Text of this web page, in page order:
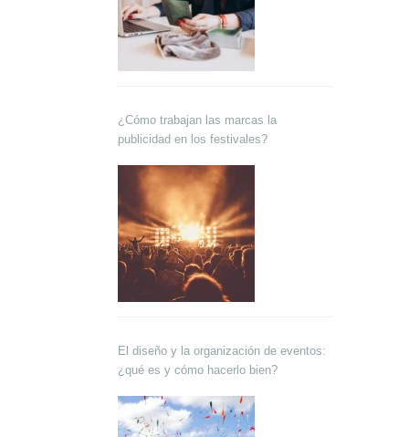
¿Cómo trabajan las marcas la
publicidad en los festivales?
El diseño y la organización de eventos:
¿qué es y cómo hacerlo bien?